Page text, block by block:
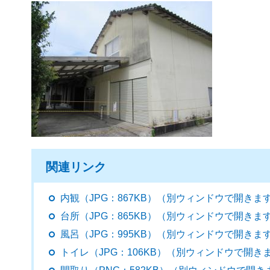
関連リンク
内観（JPG：867KB）（別ウィンドウで開きます
台所（JPG：865KB）（別ウィンドウで開きます
風呂（JPG：995KB）（別ウィンドウで開きます
トイレ（JPG：106KB）（別ウィンドウで開きま